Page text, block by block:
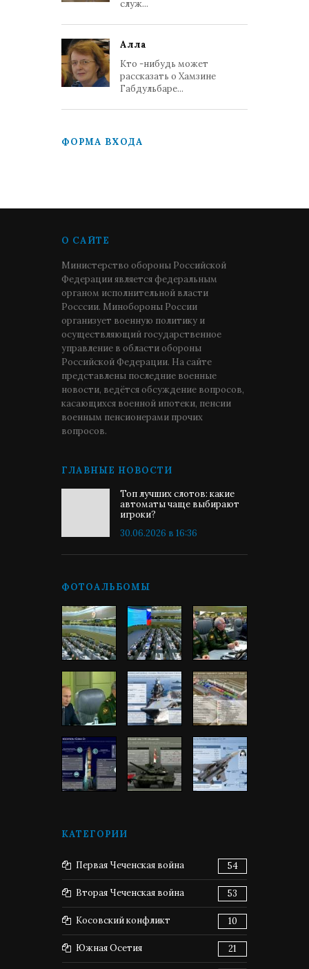
служ...
Алла
Кто -нибудь может
рассказать о Хамзине
Габдульбаре...
ФОРМА ВХОДА
О САЙТЕ
Министерство обороны Российской
Федерации является федеральным
органом исполнительной власти
Росссии. Минобороны России
организует военную политику и
осуществляющий государственное
управление в области обороны
Российской Федерации. На сайте
представлены последние военные
новости, ведётся обсуждение вопросов,
касающихся военной ипотеки, пенсии
военным пенсионерами прочих
вопросов.
ГЛАВНЫЕ НОВОСТИ
Топ лучших слотов: какие
автоматы чаще выбирают
игроки?
30.06.2026 в 16:36
ФОТОАЛЬБОМЫ
КАТЕГОРИИ
Первая Чеченская война 54
Вторая Чеченская война 53
Косовский конфликт 10
Южная Осетия 21